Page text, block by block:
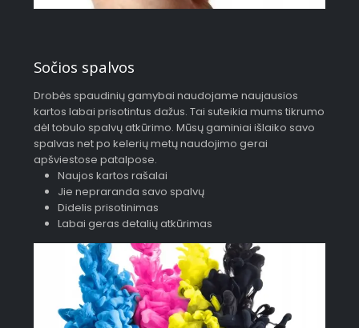
Sočios spalvos
Drobės spaudinių gamybai naudojame naujausios
kartos labai prisotintus dažus. Tai suteikia mums tikrumo
dėl tobulo spalvų atkūrimo. Mūsų gaminiai išlaiko savo
spalvas net po kelerių metų naudojimo gerai
apšviestose patalpose.
Naujos kartos rašalai
Jie nepraranda savo spalvų
Didelis prisotinimas
Labai geras detalių atkūrimas